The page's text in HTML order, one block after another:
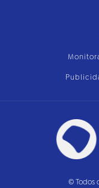
© Todos